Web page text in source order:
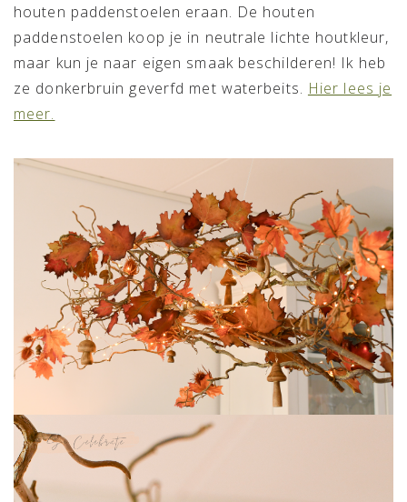
houten paddenstoelen eraan. De houten
paddenstoelen koop je in neutrale lichte houtkleur,
maar kun je naar eigen smaak beschilderen! Ik heb
ze donkerbruin geverfd met waterbeits. Hier lees je
meer.